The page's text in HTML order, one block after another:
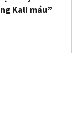
Kali máu”